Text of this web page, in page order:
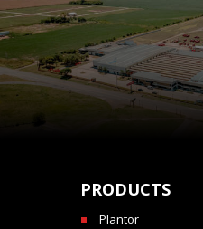
PRODUCTS
Plantor